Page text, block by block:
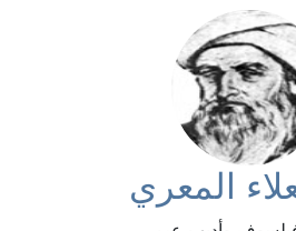
المعري